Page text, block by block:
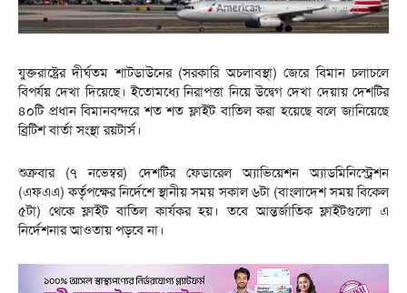
যুক্তরাষ্ট্রের দীর্ঘতম শাটডাউনের (সরকারি অচলাবস্থা) জেরে বিমান চলাচলে
বিপর্যয় দেখা দিয়েছে। ইতোমধ্যে নিরাপত্তা নিয়ে উদ্বেগ দেখা দেয়ায় দেশটির
৪০টি প্রধান বিমানবন্দরে শত শত ফ্লাইট বাতিল করা হয়েছে বলে জানিয়েছে
ব্রিটিশ বার্তা সংস্থা রয়টার্স।
শুক্রবার (৭ নভেম্বর) দেশটির ফেডারেল অ্যাভিয়েশন অ্যাডমিনিস্ট্রেশন
(এফএএ) কর্তৃপক্ষের নির্দেশে স্থানীয় সময় সকাল ৬টা (বাংলাদেশ সময় বিকেল
৫টা) থেকে ফ্লাইট বাতিল কার্যকর হয়। তবে আন্তর্জাতিক ফ্লাইটগুলো এ
নির্দেশনার আওতায় পড়বে না।